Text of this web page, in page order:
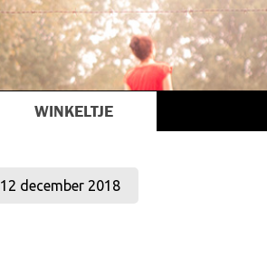
WINKELTJE
12 december 2018